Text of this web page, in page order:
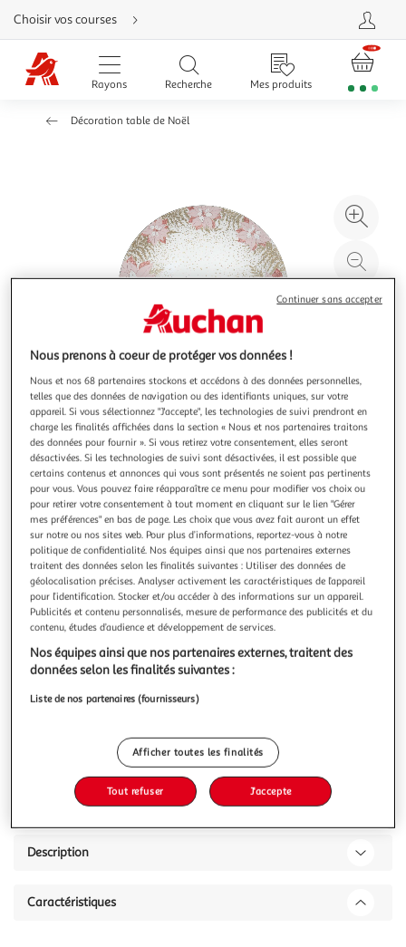
Aller
directement
au
contenu
Aller
directement
Aller
Choisir vos courses
Rayons Recherche Mes produits
Décoration table de Noël
à
Illustration
précédente
Illustration
suivante
TOILINUX
Lot de 12 dessous d'assiette fleur d.33 cm - rose et or
Apportez une touche de glamour et d'élégance à votre
table de fête avec nos dessous d'assiettes imprimés fleur
couleur rose et or. Créez une ambiance de Noël inoubliable
à chaque repas.FICHE TECHNIQUE- Lot de 12 dessous
d'assiette- Matière : Polypropylène- Couleurs : Rose et
orCARACTERISTIQUES TECHN
En savoir +
Vendu parToilinux
Livr. ou retrait dès 5/6 jours
Plus d'options
Vendu par Toilinux
39,91€ Ajouter à une liste
Description
Caractéristiques
Nous prenons à coeur de protéger vos données !
Nous et nos 68 partenaires stockons et accédons à des données personnelles,
telles que des données de navigation ou des identifiants uniques, sur votre
appareil. Si vous sélectionnez "J'accepte", les technologies de suivi prendront en
charge les finalités affichées dans la section « Nous et nos partenaires traitons
des données pour fournir ». Si vous retirez votre consentement, elles seront
désactivées. Si les technologies de suivi sont désactivées, il est possible que
certains contenus et annonces qui vous sont présentés ne soient pas pertinents
pour vous. Vous pouvez faire réapparaître ce menu pour modifier vos choix ou
pour retirer votre consentement à tout moment en cliquant sur le lien "Gérer
mes préférences" en bas de page. Les choix que vous avez fait auront un effet
sur notre ou nos sites web. Pour plus d’informations, reportez-vous à notre
politique de confidentialité. Nos équipes ainsi que nos partenaires externes
traitent des données selon les finalités suivantes : Utiliser des données de
géolocalisation précises. Analyser activement les caractéristiques de l’appareil
pour l’identification. Stocker et/ou accéder à des informations sur un appareil.
Publicités et contenu personnalisés, mesure de performance des publicités et du
contenu, études d’audience et développement de services.
Nos équipes ainsi que nos partenaires externes, traitent des
données selon les finalités suivantes :
Liste de nos partenaires (fournisseurs)
Afficher toutes les finalités
Tout refuser J'accepte
Continuer sans accepter